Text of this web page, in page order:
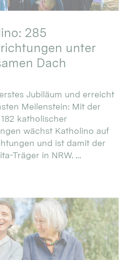
285
unter
Dach
Jubiläum und erreicht
Meilenstein: Mit der
katholischer
wächst Katholino auf
und ist damit der
Träger in NRW. ...